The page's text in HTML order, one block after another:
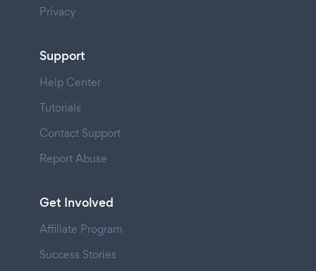
Privacy
Support
Help Center
Tutorials
Contact Support
Report Abuse
Get Involved
Affiliate Program
Success Stories